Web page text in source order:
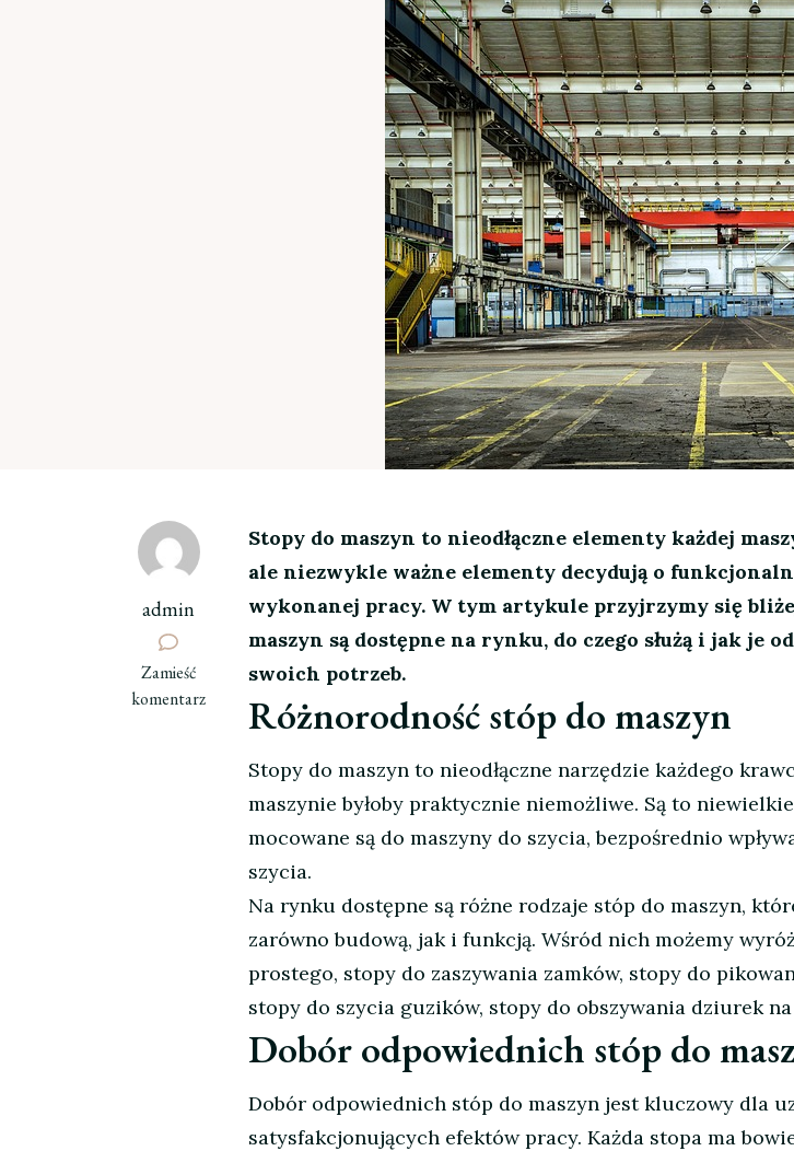
admin
Zamieść
komentarz
we
wpisie
Stopy do maszyn to nieodłączne elementy każdej
ale niezwykle ważne elementy decydują o
wykonanej pracy. W tym artykule przyjrzymy się
maszyn są dostępne na rynku, do czego służą i jak je
swoich potrzeb.
Różnorodność stóp do maszyn
Stopy do maszyn to nieodłączne narzędzie każdego
maszynie byłoby praktycznie niemożliwe. Są to
mocowane są do maszyny do szycia, bezpośrednio
szycia.
Na rynku dostępne są różne rodzaje stóp do maszyn,
zarówno budową, jak i funkcją. Wśród nich możemy
prostego, stopy do zaszywania zamków, stopy do
stopy do szycia guzików, stopy do obszywania dziurek
Dobór odpowiednich stóp do
Dobór odpowiednich stóp do maszyn jest kluczowy dla
satysfakcjonujących efektów pracy. Każda stopa ma